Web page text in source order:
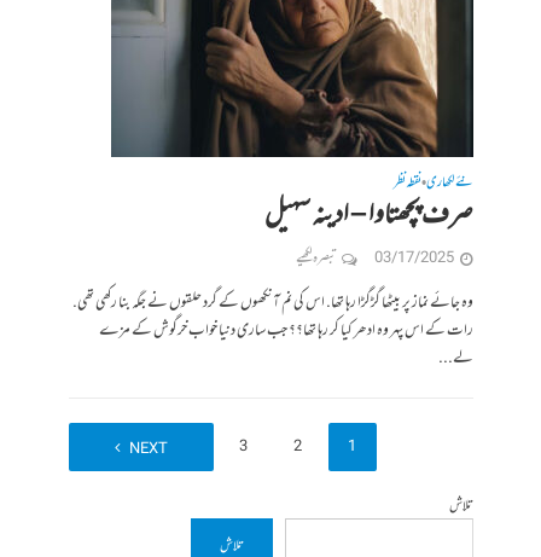
نئے لکھاری•نقطہ نظر
صرف پچھتاوا – ادینہ سہیل
03/17/2025 تبصرہ لکھیے
وہ جائے نماز پر بیٹھا گڑگڑا رہا تھا. اس کی نم آنکھوں کے گرد حلقوں نے جگہ بنا رکھی تھی.
رات کے اس پہر وہ ادھر کیا کر رہا تھا؟؟ جب ساری دنیا خواب خرگوش کے مزے
لے...
1
2
3
NEXT
تلاش
تلاش